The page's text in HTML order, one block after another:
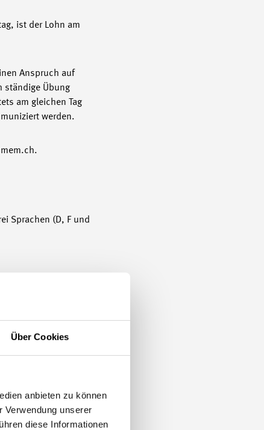
Über Cookies
anbieten zu können
Verwendung unserer
diese Informationen
ist der Lohn am
Anspruch auf
ständige Übung
am gleichen Tag
werden.
Sprachen (D, F und